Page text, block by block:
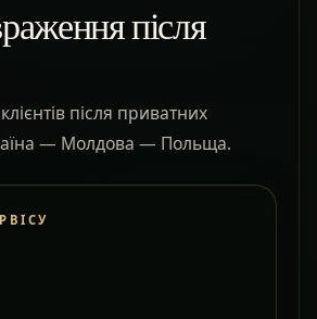
після
після приватних
— Молдова — Польща.